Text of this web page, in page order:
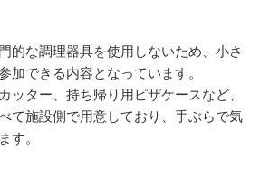
的な調理器具を使用しないため、小さ
加できる内容となっています。
ッター、持ち帰り用ピザケースなど、
て施設側で用意しており、手ぶらで気
す。